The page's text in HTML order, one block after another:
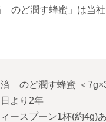
のど潤す蜂蜜」は当
済 のど潤す蜂蜜＜
より2年
ースプーン1杯(約4g)